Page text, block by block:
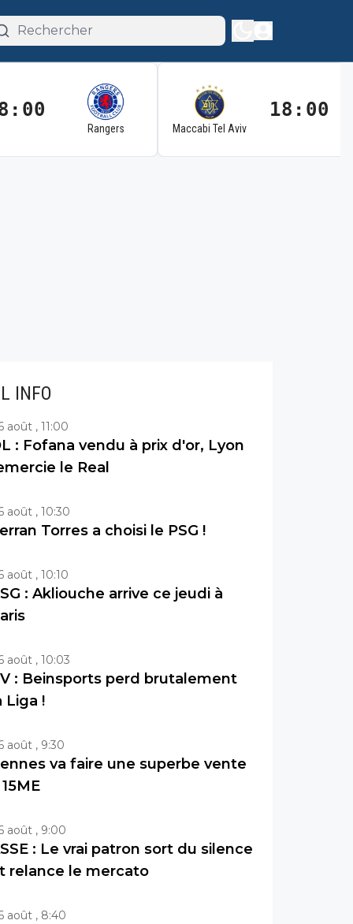
Rangers Maccabi Tel Aviv
18:00
INFO
août , 11:00
: Fofana vendu à prix d'or, Lyon
le Real
août , 10:30
Torres a choisi le PSG !
août , 10:10
: Akliouche arrive ce jeudi à
août , 10:03
: Beinsports perd brutalement
Liga !
août , 9:30
va faire une superbe vente
août , 9:00
: Le vrai patron sort du silence
relance le mercato
août , 8:40